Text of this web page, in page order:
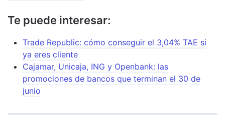
Te puede interesar:
Trade Republic: cómo conseguir el 3,04% TAE si
ya eres cliente
Cajamar, Unicaja, ING y Openbank: las
promociones de bancos que terminan el 30 de
junio